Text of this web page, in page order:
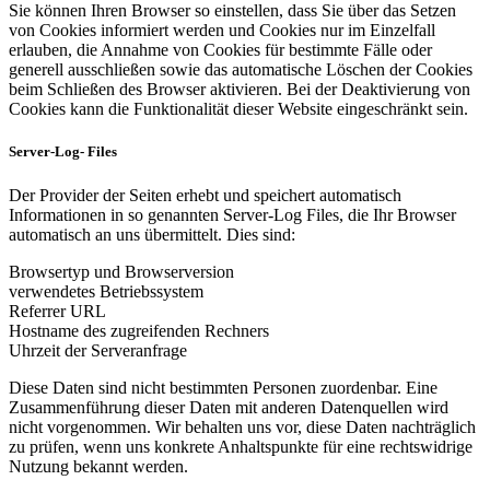
Sie können Ihren Browser so einstellen, dass Sie über das Setzen
von Cookies informiert werden und Cookies nur im Einzelfall
erlauben, die Annahme von Cookies für bestimmte Fälle oder
generell ausschließen sowie das automatische Löschen der Cookies
beim Schließen des Browser aktivieren. Bei der Deaktivierung von
Cookies kann die Funktionalität dieser Website eingeschränkt sein.
Server-Log- Files
Der Provider der Seiten erhebt und speichert automatisch
Informationen in so genannten Server-Log Files, die Ihr Browser
automatisch an uns übermittelt. Dies sind:
Browsertyp und Browserversion
verwendetes Betriebssystem
Referrer URL
Hostname des zugreifenden Rechners
Uhrzeit der Serveranfrage
Diese Daten sind nicht bestimmten Personen zuordenbar. Eine
Zusammenführung dieser Daten mit anderen Datenquellen wird
nicht vorgenommen. Wir behalten uns vor, diese Daten nachträglich
zu prüfen, wenn uns konkrete Anhaltspunkte für eine rechtswidrige
Nutzung bekannt werden.